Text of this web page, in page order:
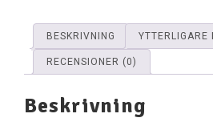
BESKRIVNING
YTTERLIGARE
RECENSIONER (0)
Beskrivning